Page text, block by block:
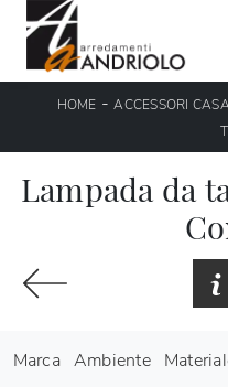
HOME -ACCESSORI
Lampada da
Marca Ambiente